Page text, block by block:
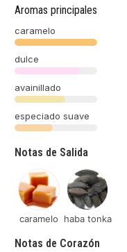
Aromas principales
caramelo
dulce
avainillado
especiado suave
Notas de Salida
caramelo haba tonka
Notas de Corazón